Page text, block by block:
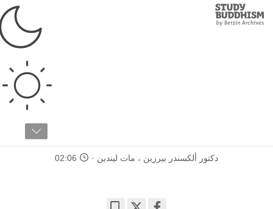
Study
Buddhism
دكتور ألكسندر بيرزين ، مات ليندين 02:06